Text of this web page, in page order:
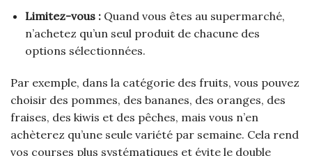
Limitez-vous :Quand vous êtes au supermarché,
n’achetez qu’un seul produit de chacune des
options sélectionnées.
Par exemple, dans la catégorie des fruits, vous pouvez
choisir des pommes, des bananes, des oranges, des
fraises, des kiwis et des pêches, mais vous n’en
achèterez qu’une seule variété par semaine. Cela rend
vos courses plus systématiques et évite le double